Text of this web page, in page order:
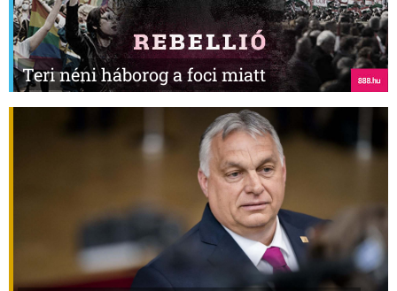
Teri néni háborog a foci miatt